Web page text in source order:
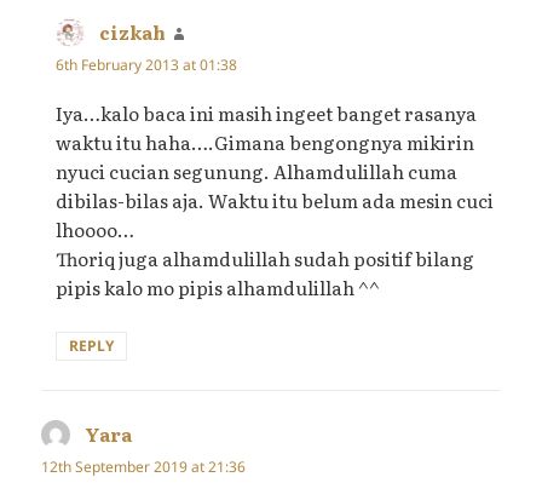
cizkah
6th February 2013 at 01:38
Iya…kalo baca ini masih ingeet banget rasanya
waktu itu haha….Gimana bengongnya mikirin
nyuci cucian segunung. Alhamdulillah cuma
dibilas-bilas aja. Waktu itu belum ada mesin cuci
lhoooo…
Thoriq juga alhamdulillah sudah positif bilang
pipis kalo mo pipis alhamdulillah ^^
REPLY
Yarasays:
12th September 2019 at 21:36